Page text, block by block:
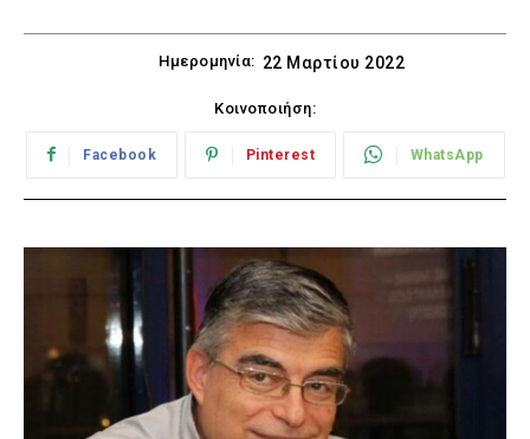
Ημερομηνία: 22 Μαρτίου 2022
Κοινοποιήση:
Facebook Pinterest WhatsApp